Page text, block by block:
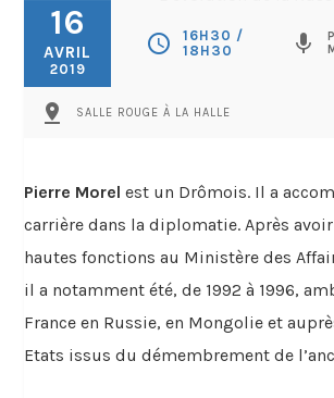
16
AVRIL
2019
schedule
16H30 /
18H30
mic
pin_drop SALLE ROUGE À LA HALLE
Pierre Morel est un Drômois. Il a
carrière dans la diplomatie. Après
hautes fonctions au Ministère des
il a notamment été, de 1992 à 1996,
France en Russie, en Mongolie et
Etats issus du démembrement de